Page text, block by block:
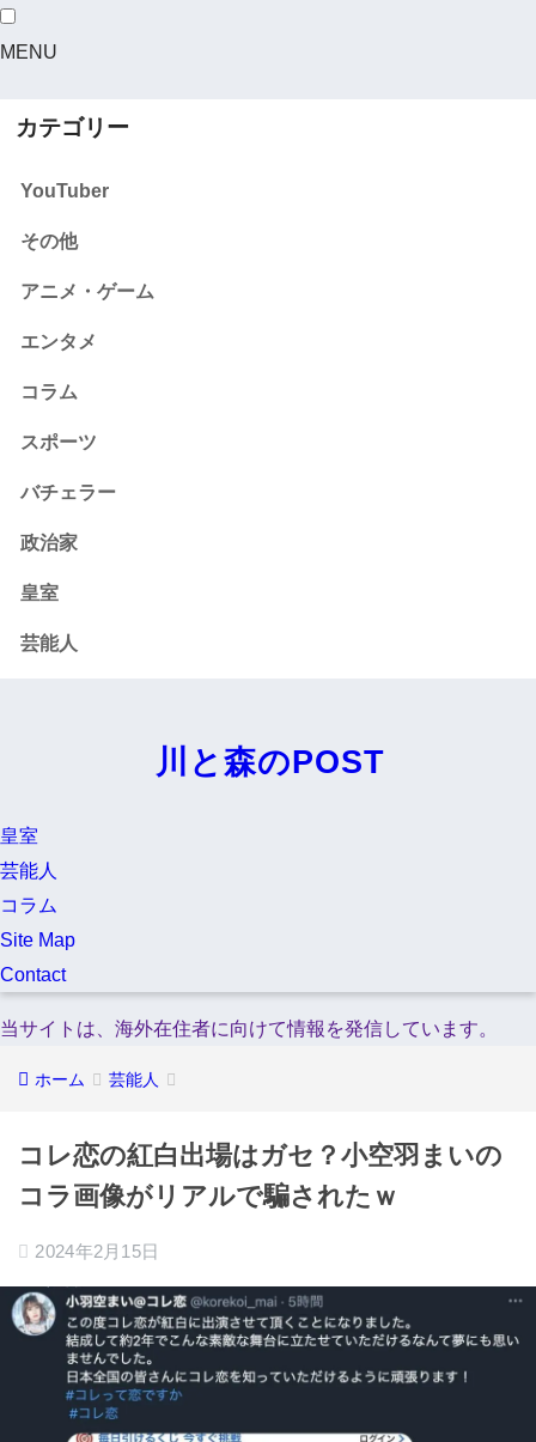
MENU
カテゴリー
YouTuber
その他
アニメ・ゲーム
エンタメ
コラム
スポーツ
バチェラー
政治家
皇室
芸能人
川と森のPOST
皇室
芸能人
コラム
Site Map
Contact
当サイトは、海外在住者に向けて情報を発信しています。
ホーム 芸能人
コレ恋の紅白出場はガセ？小空羽まいの
コラ画像がリアルで騙されたｗ
2024年2月15日